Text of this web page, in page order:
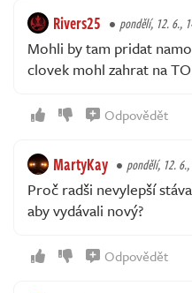
Rivers25 pondělí, 12. 6.,
Mohli by tam pridat
clovek mohl zahrat na
Odpovědět
MartyKay pondělí, 12.
Proč radši nevylepší
aby vydávali nový?
Odpovědět